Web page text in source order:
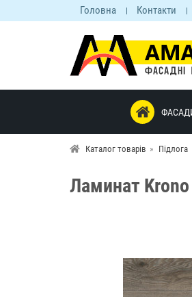
Головна Контакти
Каталог товарів Підлога
Ламинат